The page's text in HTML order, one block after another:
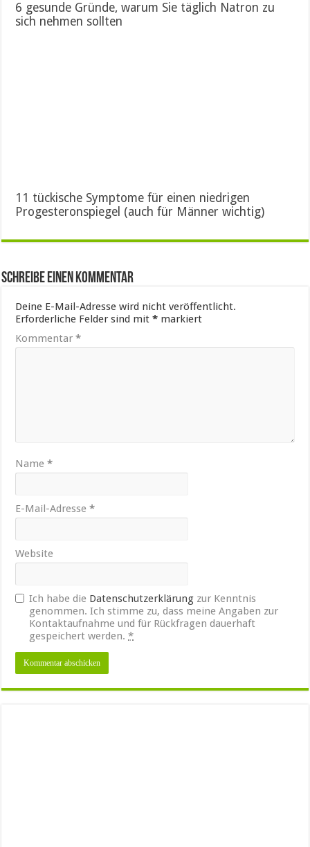
6 gesunde Gründe, warum Sie täglich Natron zu
sich nehmen sollten
11 tückische Symptome für einen niedrigen
Progesteronspiegel (auch für Männer wichtig)
Schreibe einen Kommentar
Deine E-Mail-Adresse wird nicht veröffentlicht.
Erforderliche Felder sind mit* markiert
Kommentar*
Name*
E-Mail-Adresse*
Website
Ich habe die Datenschutzerklärung zur Kenntnis
genommen. Ich stimme zu, dass meine Angaben zur
Kontaktaufnahme und für Rückfragen dauerhaft
gespeichert werden.*